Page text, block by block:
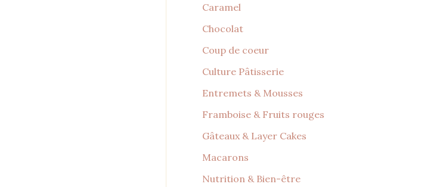
Caramel
Chocolat
Coup de coeur
Culture Pâtisserie
Entremets & Mousses
Framboise & Fruits rouges
Gâteaux & Layer Cakes
Macarons
Nutrition & Bien-être